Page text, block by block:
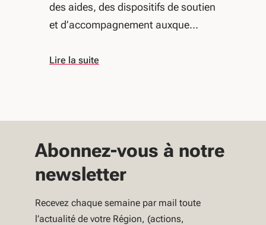
des aides, des dispositifs de soutien
et d’accompagnement auxque...
Lire la suite
Abonnez-vous à notre
newsletter
Recevez chaque semaine par mail toute
l’actualité de votre Région, (actions,